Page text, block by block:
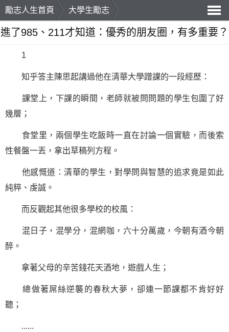
勵志人生首頁
大學生勵志
導
進了985、211才知道：優秀的朋友圈，有多重要？
1
知乎答主陳思起講過他在清華大學蹭課的一段經歷：
課堂上，下課的瞬間，老師就被問問題的學生包圍了好
幾層；
食堂里，兩個學生吃飯時一直在討論一個實驗，而後索
性餐盤一丟，拿出草稿列方程。
他感慨道：清華的學生，對學問與智慧的追求竟是如此
純粹、虔誠。
而反觀起其他很多學校的校風：
混日子，混學分，混網咖，六十分萬歲，今朝有酒今朝
醉。
拿著父母的辛苦錢花天酒地，遊戲人生；
總做著屌絲逆襲的春秋大夢，卻連一節課都不肯好好
聽；
......